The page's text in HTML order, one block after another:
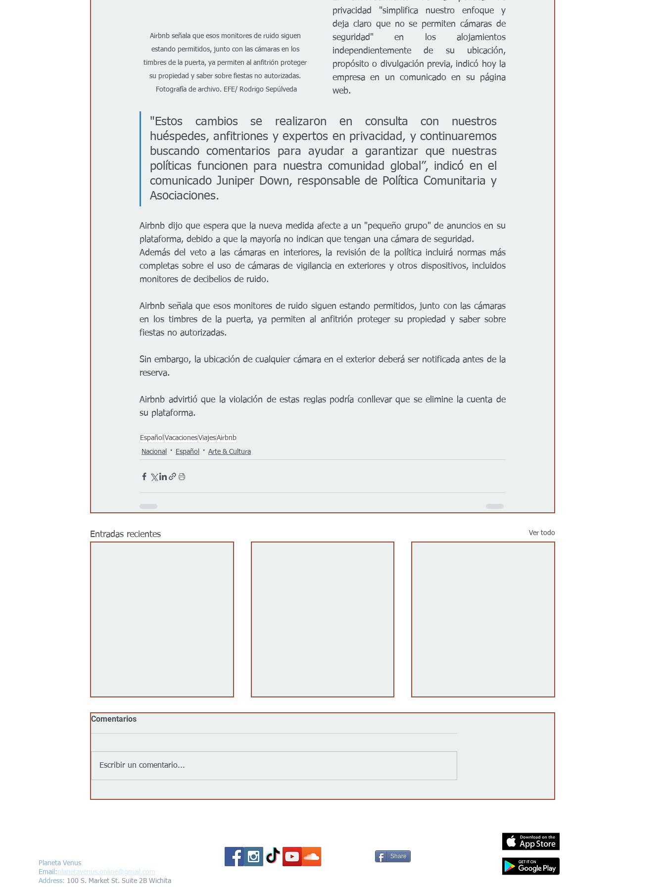
Airbnb señala que esos monitores de ruido siguen
estando permitidos, junto con las cámaras en los
timbres de la puerta, ya permiten al anfitrión proteger
su propiedad y saber sobre fiestas no autorizadas.
Fotografía de archivo. EFE/ Rodrigo Sepúlveda
privacidad "simplifica nuestro enfoque y
deja claro que no se permiten cámaras de
seguridad" en los alojamientos
independientemente de su ubicación,
propósito o divulgación previa, indicó hoy la
empresa en un comunicado en su página
web.
"Estos cambios se realizaron en consulta con nuestros
huéspedes, anfitriones y expertos en privacidad, y continuaremos
buscando comentarios para ayudar a garantizar que nuestras
políticas funcionen para nuestra comunidad global”, indicó en el
comunicado Juniper Down, responsable de Política Comunitaria y
Asociaciones.
Airbnb dijo que espera que la nueva medida afecte a un "pequeño grupo" de anuncios en su
plataforma, debido a que la mayoría no indican que tengan una cámara de seguridad.
Además del veto a las cámaras en interiores, la revisión de la política incluirá normas más
completas sobre el uso de cámaras de vigilancia en exteriores y otros dispositivos, incluidos
monitores de decibelios de ruido.
Airbnb señala que esos monitores de ruido siguen estando permitidos, junto con las cámaras
en los timbres de la puerta, ya permiten al anfitrión proteger su propiedad y saber sobre
fiestas no autorizadas.
Sin embargo, la ubicación de cualquier cámara en el exterior deberá ser notificada antes de la
reserva.
Airbnb advirtió que la violación de estas reglas podría conllevar que se elimine la cuenta de
su plataforma.
Español VacacionesViajesAirbnb
Nacional
Español Arte & Cultura
Entradas recientes Ver todo
Comentarios
Escribir un comentario...
Planeta Venus
Email:planetavenus.online@gmail.com
Address: 100 S. Market St. Suite 2B Wichita
Share